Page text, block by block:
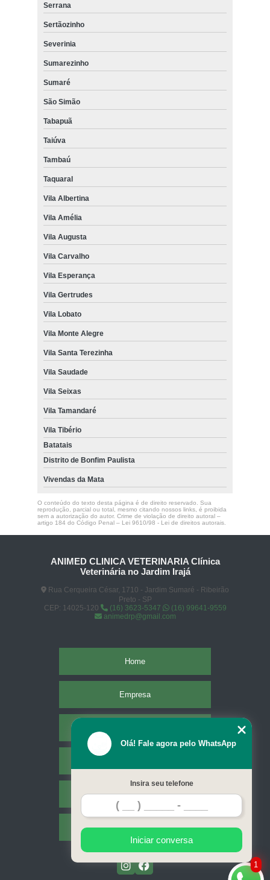
Serrana
Sertãozinho
Severinia
Sumarezinho
Sumaré
São Simão
Tabapuã
Taiúva
Tambaú
Taquaral
Vila Albertina
Vila Amélia
Vila Augusta
Vila Carvalho
Vila Esperança
Vila Gertrudes
Vila Lobato
Vila Monte Alegre
Vila Santa Terezinha
Vila Saudade
Vila Seixas
Vila Tamandaré
Vila Tibério
Batatais
Distrito de Bonfim Paulista
Vivendas da Mata
O conteúdo do texto desta página é de direito reservado. Sua
reprodução, parcial ou total, mesmo citando nossos links, é proibida
sem a autorização do autor. Crime de violação de direito autoral –
artigo 184 do Código Penal – Lei 9610/98 - Lei de direitos autorais.
ANIMED CLINICA VETERINARIA Clínica
Veterinária no Jardim Irajá
Rua Cerqueira César, 1710 - Jardim Sumaré - Ribeirão
Preto - SP
CEP: 14025-120
(16) 3623-5347
(16) 99641-9559
animedrp@gmail.com
Home
Empresa
Contato
Mapa do site
1
Olá! Fale agora pelo WhatsApp
Insira seu telefone
Iniciar conversa